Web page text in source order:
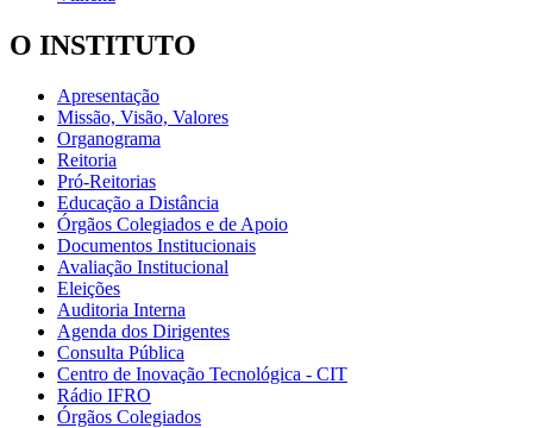
O INSTITUTO
Apresentação
Missão, Visão, Valores
Organograma
Reitoria
Pró-Reitorias
Educação a Distância
Órgãos Colegiados e de Apoio
Documentos Institucionais
Avaliação Institucional
Eleições
Auditoria Interna
Agenda dos Dirigentes
Consulta Pública
Centro de Inovação Tecnológica - CIT
Rádio IFRO
Órgãos Colegiados